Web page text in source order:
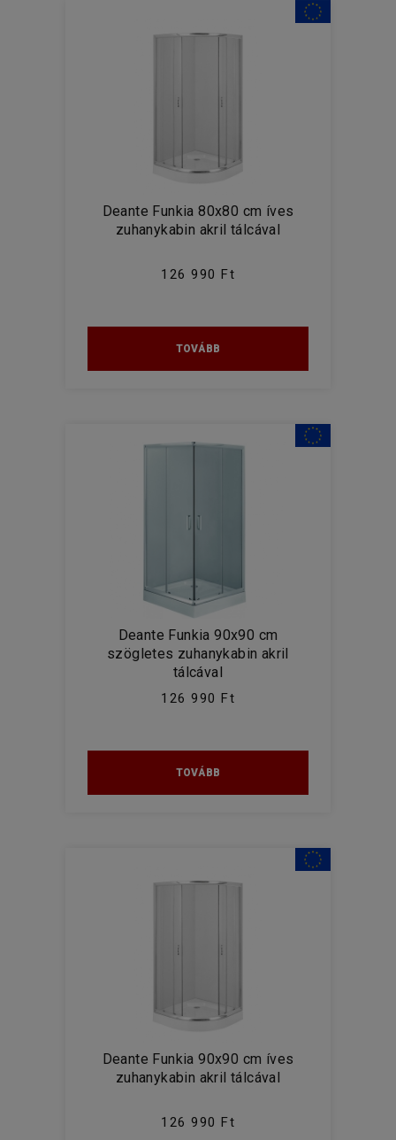
Deante Funkia 80x80 cm íves
zuhanykabin akril tálcával
126 990 Ft
TOVÁBB
Deante Funkia 90x90 cm
szögletes zuhanykabin akril
tálcával
126 990 Ft
TOVÁBB
Deante Funkia 90x90 cm íves
zuhanykabin akril tálcával
126 990 Ft